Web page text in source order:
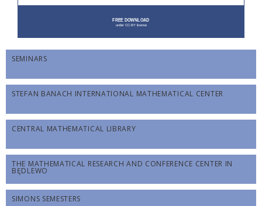
SEMINARS
STEFAN BANACH INTERNATIONAL MATHEMATICAL CENTER
CENTRAL MATHEMATICAL LIBRARY
THE MATHEMATICAL RESEARCH AND CONFERENCE CENTER IN
BĘDLEWO
SIMONS SEMESTERS